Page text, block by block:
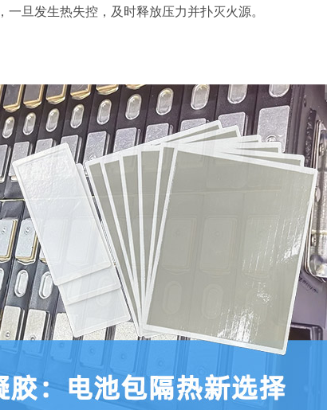
旦发生热失控，及时释放压力并扑灭火源。